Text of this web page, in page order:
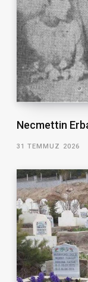
Necmettin
31 TEMMUZ 2026